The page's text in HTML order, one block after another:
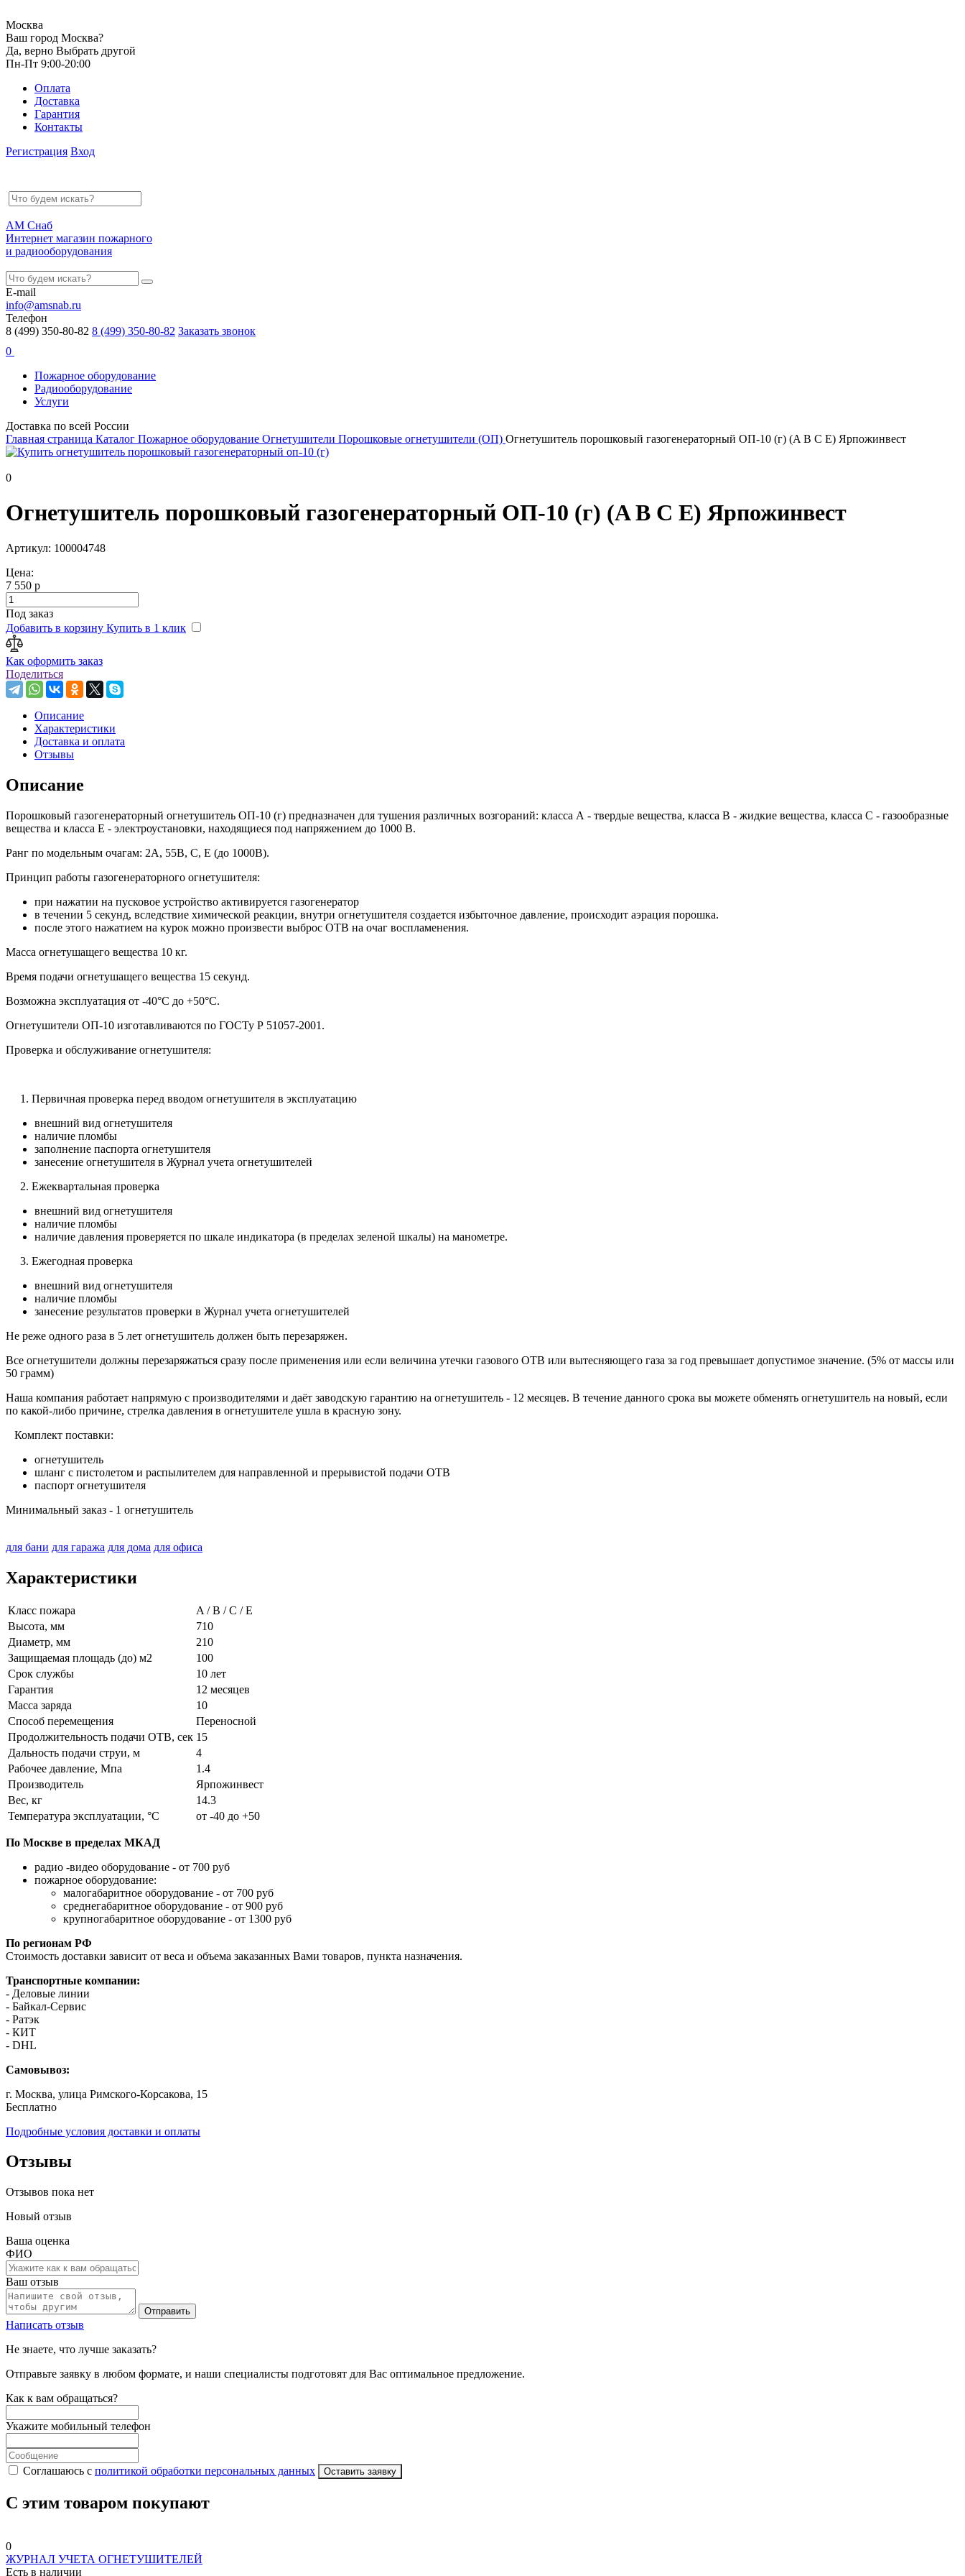
Москва
Ваш город Москва?
Да, верно Выбрать другой
Пн-Пт 9:00-20:00
Оплата
Доставка
Гарантия
Контакты
Регистрация Вход
АМ Снаб
Интернет магазин пожарного
и радиооборудования
E-mail
info@amsnab.ru
Телефон
8 (499) 350-80-82 8 (499) 350-80-82 Заказать звонок
0
Пожарное оборудование
Радиооборудование
Услуги
Доставка по всей России
Главная страница Каталог Пожарное оборудование Огнетушители Порошковые огнетушители (ОП) Огнетушитель порошковый газогенераторный ОП-10 (г) (A B C E) Ярпожинвест
0
Огнетушитель порошковый газогенераторный ОП-10 (г) (A B C E) Ярпожинвест
Артикул: 100004748
Цена:
7 550 р
Под заказ
Добавить в корзину Купить в 1 клик
Как оформить заказ
Поделиться
Описание
Характеристики
Доставка и оплата
Отзывы
Описание
Порошковый газогенераторный огнетушитель ОП-10 (г) предназначен для тушения различных возгораний: класса А - твердые вещества, класса В - жидкие вещества, класса С - газообразные
вещества и класса Е - электроустановки, находящиеся под напряжением до 1000 В.
Ранг по модельным очагам: 2А, 55В, С, Е (до 1000В).
Принцип работы газогенераторного огнетушителя:
при нажатии на пусковое устройство активируется газогенератор
в течении 5 секунд, вследствие химической реакции, внутри огнетушителя создается избыточное давление, происходит аэрация порошка.
после этого нажатием на курок можно произвести выброс ОТВ на очаг воспламенения.
Масса огнетушащего вещества 10 кг.
Время подачи огнетушащего вещества 15 секунд.
Возможна эксплуатация от -40°C до +50°C.
Огнетушители ОП-10 изготавливаются по ГОСТу Р 51057-2001.
Проверка и обслуживание огнетушителя:
1. Первичная проверка перед вводом огнетушителя в эксплуатацию
внешний вид огнетушителя
наличие пломбы
заполнение паспорта огнетушителя
занесение огнетушителя в Журнал учета огнетушителей
2. Ежеквартальная проверка
внешний вид огнетушителя
наличие пломбы
наличие давления проверяется по шкале индикатора (в пределах зеленой шкалы) на манометре.
3. Ежегодная проверка
внешний вид огнетушителя
наличие пломбы
занесение результатов проверки в Журнал учета огнетушителей
Не реже одного раза в 5 лет огнетушитель должен быть перезаряжен.
Все огнетушители должны перезаряжаться сразу после применения или если величина утечки газового ОТВ или вытесняющего газа за год превышает допустимое значение. (5% от массы или
50 грамм)
Наша компания работает напрямую с производителями и даёт заводскую гарантию на огнетушитель - 12 месяцев. В течение данного срока вы можете обменять огнетушитель на новый, если
по какой-либо причине, стрелка давления в огнетушителе ушла в красную зону.
Комплект поставки:
огнетушитель
шланг с пистолетом и распылителем для направленной и прерывистой подачи ОТВ
паспорт огнетушителя
Минимальный заказ - 1 огнетушитель
для бани для гаража для дома для офиса
Характеристики
Класс пожара
A / B / C / E
Высота, мм
710
Диаметр, мм
210
Защищаемая площадь (до) м2
100
Срок службы
10 лет
Гарантия
12 месяцев
Масса заряда
10
Способ перемещения
Переносной
Продолжительность подачи ОТВ, сек 15
Дальность подачи струи, м
4
Рабочее давление, Мпа
1.4
Производитель
Ярпожинвест
Вес, кг
14.3
Температура эксплуатации, °C
от -40 до +50
По Москве в пределах МКАД
радио -видео оборудование - от 700 руб
пожарное оборудование:
малогабаритное оборудование - от 700 руб
среднегабаритное оборудование - от 900 руб
крупногабаритное оборудование - от 1300 руб
По регионам РФ
Стоимость доставки зависит от веса и объема заказанных Вами товаров, пункта назначения.
Транспортные компании:
- Деловые линии
- Байкал-Сервис
- Ратэк
- КИТ
- DHL
Самовывоз:
г. Москва, улица Римского-Корсакова, 15
Бесплатно
Подробные условия доставки и оплаты
Отзывы
Отзывов пока нет
Новый отзыв
Ваша оценка
ФИО
Ваш отзыв
Отправить
Написать отзыв
Не знаете, что лучше заказать?
Отправьте заявку в любом формате, и наши специалисты подготовят для Вас оптимальное предложение.
Как к вам обращаться?
Укажите мобильный телефон
Соглашаюсь с политикой обработки персональных данных Оставить заявку
С этим товаром покупают
0
ЖУРНАЛ УЧЕТА ОГНЕТУШИТЕЛЕЙ
Есть в наличии